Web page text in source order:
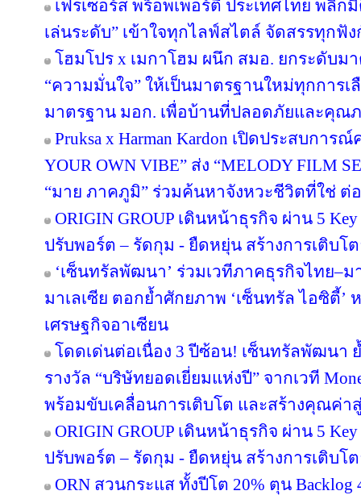
เฟรเซอร์ส พร็อพเพอร์ตี้ ประเทศไทย พลิ
เล่นระดับ” เข้าใจทุกไลฟ์สไตล์ จัดสรรทุกฟั
โฮมโปร x เมกาโฮม ผนึก สมอ. ยกระดับม
“ความมั่นใจ” ให้เป็นมาตรฐานใหม่ทุกการ
มาตรฐาน มอก. เพื่อบ้านที่ปลอดภัยและคุณ
Pruksa x Harman Kardon เปิดประสบกา
YOUR OWN VIBE” ส่ง “MELODY FILM
“มาย ภาคภูมิ” ร่วมค้นหาจังหวะชีวิตที่ใช่ ต่
ORIGIN GROUP เดินหน้าธุรกิจ ผ่าน 5
ปรับพอร์ต – รัดกุม - ยืดหยุ่น สร้างการเติบโ
‘เซ็นทรัลพัฒนา’ ร่วมเวทีภาคธุรกิจไทย–ม
มาเลเซีย ตอกย้ำศักยภาพ ‘เซ็นทรัล ไอซิตี้
เศรษฐกิจอาเซียน
โดดเด่นต่อเนื่อง 3 ปีซ้อน! เซ็นทรัลพัฒนา
รางวัล “บริษัทยอดเยี่ยมแห่งปี” จากเวที
พร้อมขับเคลื่อนการเติบโต และสร้างคุณค่า
ORIGIN GROUP เดินหน้าธุรกิจ ผ่าน 5
ปรับพอร์ต – รัดกุม - ยืดหยุ่น สร้างการเติบโ
ORN สวนกระแส ทั้งปีโต 20% ตุน